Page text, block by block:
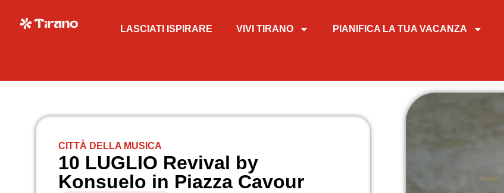
LASCIATI ISPIRARE VIVI TIRANO PIANIFICA LA TUA VACANZA
CITTÀ DELLA MUSICA
10 LUGLIO Revival by
Konsuelo in Piazza Cavour